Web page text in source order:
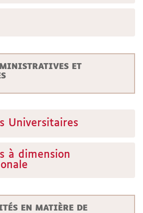
ET
Universitaires
à dimension
EN MATIÈRE DE